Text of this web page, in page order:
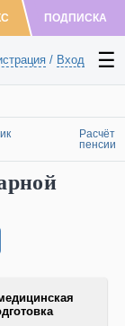
ПОДПИСКА
/ Вход
Расчёт
пенсии